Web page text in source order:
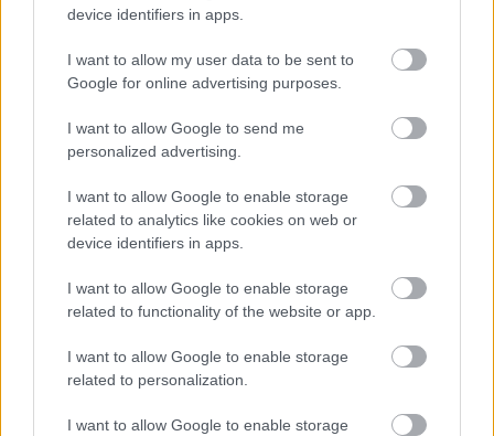
device identifiers in apps.
I want to allow my user data to be sent to
Google for online advertising purposes.
I want to allow Google to send me
personalized advertising.
I want to allow Google to enable storage
related to analytics like cookies on web or
device identifiers in apps.
I want to allow Google to enable storage
related to functionality of the website or app.
I want to allow Google to enable storage
related to personalization.
I want to allow Google to enable storage
Σκανδιναβικό bob: Το καρέ που κάνει
τα λεπτά μαλλιά να δείχνουν πιο
6 φράσεις που χρησιμοποιούν οι
ναρκισσιστές στους καβγάδες για να
σας χειραγωγήσουν